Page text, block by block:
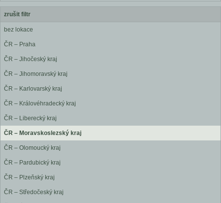
zrušit filtr
bez lokace
ČR – Praha
ČR – Jihočeský kraj
ČR – Jihomoravský kraj
ČR – Karlovarský kraj
ČR – Královéhradecký kraj
ČR – Liberecký kraj
ČR – Moravskoslezský kraj
ČR – Olomoucký kraj
ČR – Pardubický kraj
ČR – Plzeňský kraj
ČR – Středočeský kraj